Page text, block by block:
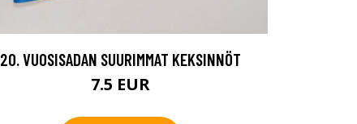
20. VUOSISADAN SUURIMMAT KEKSINNÖT
7.5 EUR